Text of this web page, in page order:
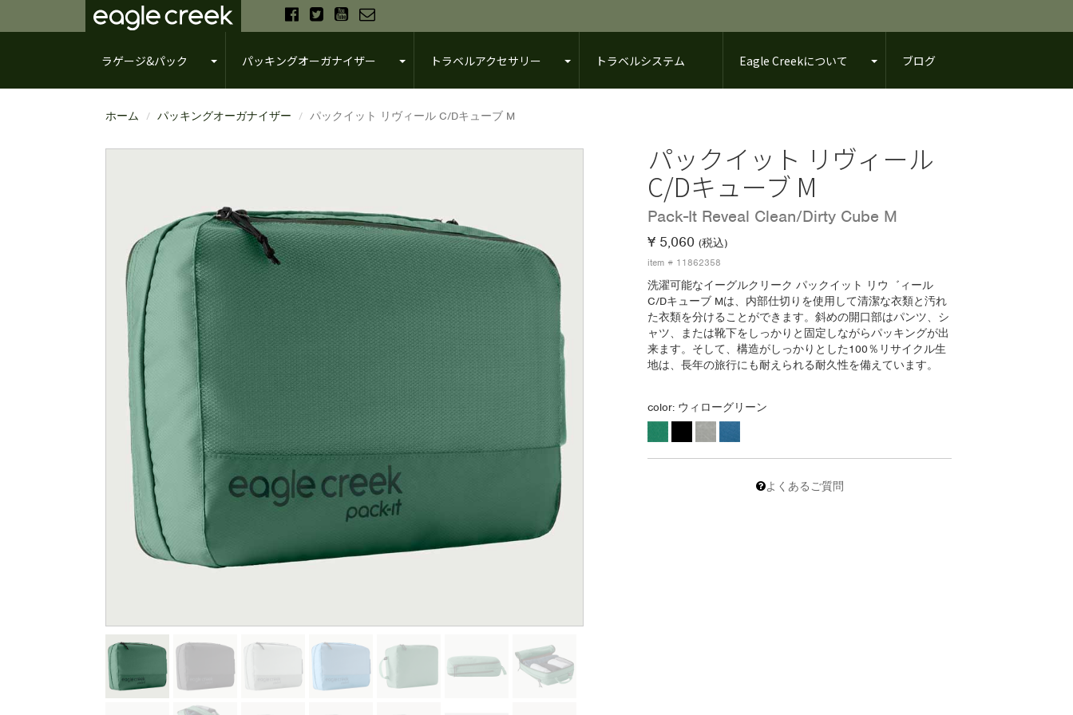
ラゲージ&パック パッキングオーガナイザー トラベルアクセサリー トラベルシステム Eagle Creekについて ブログ
ホーム パッキングオーガナイザー パックイット リヴィール C/Dキューブ M
パックイット リヴィール
C/Dキューブ M
Pack-It Reveal Clean/Dirty Cube M
¥ 5,060 (税込)
item # 11862358
洗濯可能なイーグルクリーク パックイット リウ゛ィール
C/Dキューブ Mは、内部仕切りを使用して清潔な衣類と汚れ
た衣類を分けることができます。斜めの開口部はパンツ、シ
ャツ、または靴下をしっかりと固定しながらパッキングが出
来ます。そして、構造がしっかりとした100％リサイクル生
地は、長年の旅行にも耐えられる耐久性を備えています。
color: ウィローグリーン
よくあるご質問